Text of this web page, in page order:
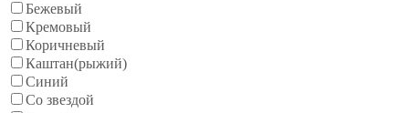
Бежевый
Кремовый
Коричневый
Каштан(рыжий)
Синий
Со звездой